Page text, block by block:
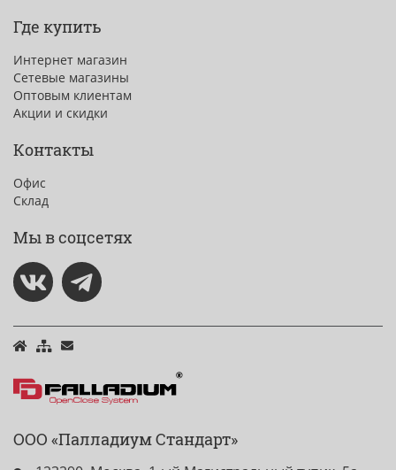
Где купить
Интернет магазин
Сетевые магазины
Оптовым клиентам
Акции и скидки
Контакты
Офис
Склад
Мы в соцсетях
ООО «Палладиум Стандарт»